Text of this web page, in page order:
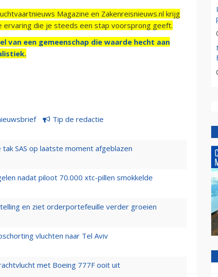
Magazine en Zakenreisnieuws.nl krijg
die je steeds een stap voorsprong geeft.
van een gemeenschap die waarde hecht aan
Tip de redactie
SAS op laatste moment afgeblazen
nadat piloot 70.000 xtc-pillen smokkelde
en ziet orderportefeuille verder groeien
vluchten naar Tel Aviv
met Boeing 777F ooit uit